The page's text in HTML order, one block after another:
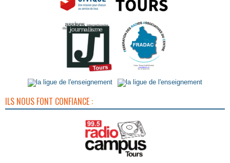
ILS NOUS FONT CONFIANCE :